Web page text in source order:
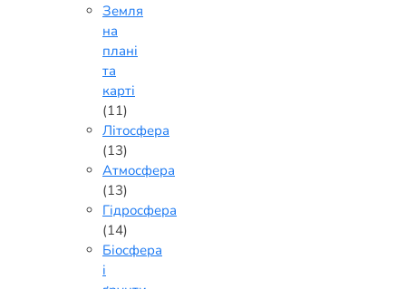
Земля
на
плані
та
карті
(11)
Літосфера
(13)
Атмосфера
(13)
Гідросфера
(14)
Біосфера
і